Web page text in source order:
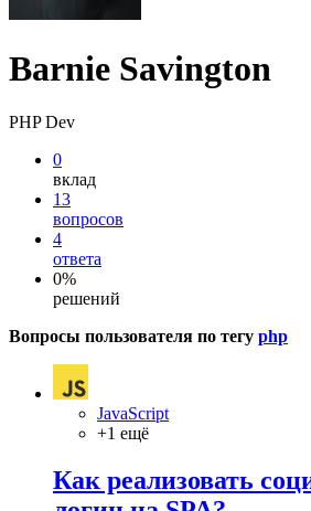
Barnie Savington
PHP Dev
0
вклад
13
вопросов
4
ответа
0%
решений
Вопросы пользователя по тегу php
JavaScript
+1 ещё
Как реализовать